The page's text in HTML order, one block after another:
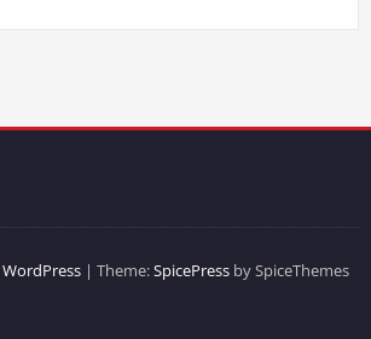
WordPress| Theme:SpicePressby SpiceThemes